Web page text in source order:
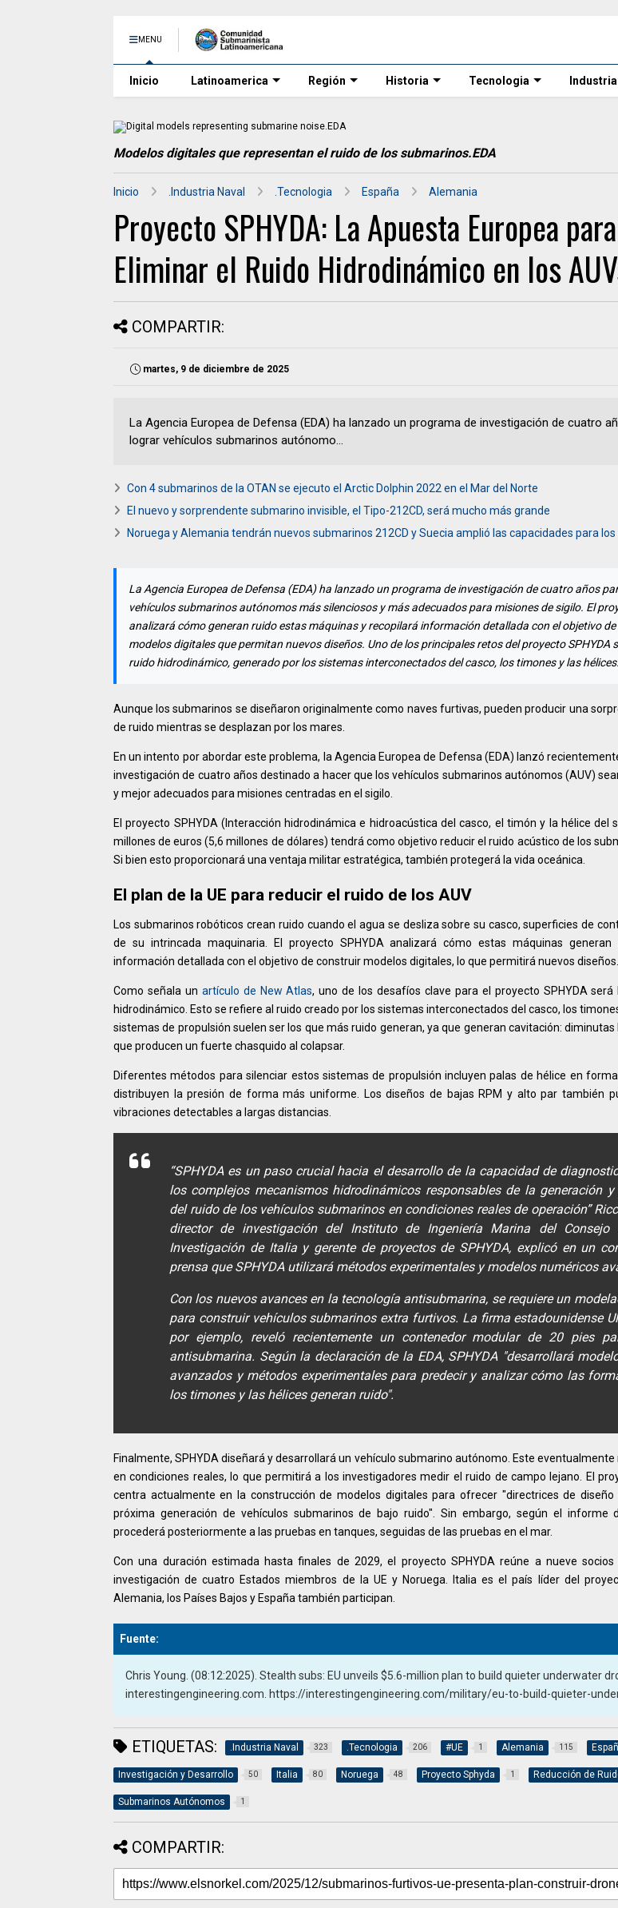
MENU
Inicio Latinoamerica Región Historia Tecnologia Industria
Modelos digitales que representan el ruido de los submarinos.EDA
Inicio .Industria Naval .Tecnologia España Alemania
Proyecto SPHYDA: La Apuesta Europea para
Eliminar el Ruido Hidrodinámico en los
COMPARTIR:
martes, 9 de diciembre de 2025
La Agencia Europea de Defensa (EDA) ha lanzado un programa de investigación de cuatro
lograr vehículos submarinos autónomo...
Con 4 submarinos de la OTAN se ejecuto el Arctic Dolphin 2022 en el Mar del Norte
El nuevo y sorprendente submarino invisible, el Tipo-212CD, será mucho más grande
Noruega y Alemania tendrán nuevos submarinos 212CD y Suecia amplió las capacidades para
La Agencia Europea de Defensa (EDA) ha lanzado un programa de investigación de cuatro años
vehículos submarinos autónomos más silenciosos y más adecuados para misiones de sigilo. El
analizará cómo generan ruido estas máquinas y recopilará información detallada con el objetivo
modelos digitales que permitan nuevos diseños. Uno de los principales retos del proyecto SPHYDA
ruido hidrodinámico, generado por los sistemas interconectados del casco, los timones y las hélices.
Aunque los submarinos se diseñaron originalmente como naves furtivas, pueden producir una
de ruido mientras se desplazan por los mares.
En un intento por abordar este problema, la Agencia Europea de Defensa (EDA) lanzó
investigación de cuatro años destinado a hacer que los vehículos submarinos autónomos (AUV)
y mejor adecuados para misiones centradas en el sigilo.
El proyecto SPHYDA (Interacción hidrodinámica e hidroacústica del casco, el timón y la hélice del
millones de euros (5,6 millones de dólares) tendrá como objetivo reducir el ruido acústico de los
Si bien esto proporcionará una ventaja militar estratégica, también protegerá la vida oceánica.
El plan de la UE para reducir el ruido de los AUV
Los submarinos robóticos crean ruido cuando el agua se desliza sobre su casco, superficies de
de su intrincada maquinaria. El proyecto SPHYDA analizará cómo estas máquinas generan
información detallada con el objetivo de construir modelos digitales, lo que permitirá nuevos diseños.
Como señala un artículo de New Atlas, uno de los desafíos clave para el proyecto SPHYDA será
hidrodinámico. Esto se refiere al ruido creado por los sistemas interconectados del casco, los
sistemas de propulsión suelen ser los que más ruido generan, ya que generan cavitación: diminutas
que producen un fuerte chasquido al colapsar.
Diferentes métodos para silenciar estos sistemas de propulsión incluyen palas de hélice en
distribuyen la presión de forma más uniforme. Los diseños de bajas RPM y alto par también
vibraciones detectables a largas distancias.
“SPHYDA es un paso crucial hacia el desarrollo de la capacidad de
los complejos mecanismos hidrodinámicos responsables de la generación y
del ruido de los vehículos submarinos en condiciones reales de operación”
director de investigación del Instituto de Ingeniería Marina del Consejo
Investigación de Italia y gerente de proyectos de SPHYDA, explicó en un
prensa que SPHYDA utilizará métodos experimentales y modelos numéricos
Con los nuevos avances en la tecnología antisubmarina, se requiere un
para construir vehículos submarinos extra furtivos. La firma estadounidense
por ejemplo, reveló recientemente un contenedor modular de 20 pies
antisubmarina. Según la declaración de la EDA, SPHYDA "desarrollará
avanzados y métodos experimentales para predecir y analizar cómo las
los timones y las hélices generan ruido".
Finalmente, SPHYDA diseñará y desarrollará un vehículo submarino autónomo. Este
en condiciones reales, lo que permitirá a los investigadores medir el ruido de campo lejano. El
centra actualmente en la construcción de modelos digitales para ofrecer "directrices de diseño
próxima generación de vehículos submarinos de bajo ruido". Sin embargo, según el informe
procederá posteriormente a las pruebas en tanques, seguidas de las pruebas en el mar.
Con una duración estimada hasta finales de 2029, el proyecto SPHYDA reúne a nueve
investigación de cuatro Estados miembros de la UE y Noruega. Italia es el país líder del
Alemania, los Países Bajos y España también participan.
Fuente:
Chris Young. (08:12:2025). Stealth subs: EU unveils $5.6-million plan to build quieter underwater
interestingengineering.com. https://interestingengineering.com/military/eu-to-build-quieter-
ETIQUETAS: .Industria Naval 323 .Tecnologia 206 #UE 1 Alemania 115
Investigación y Desarrollo 50 Italia 80 Noruega 48 Proyecto Sphyda 1 Reducción de
Submarinos Autónomos 1
COMPARTIR: